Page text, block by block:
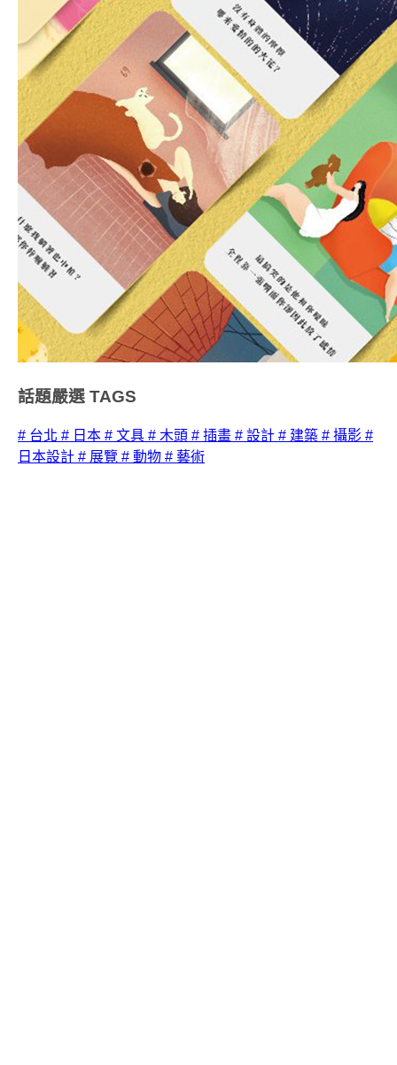
話題嚴選 TAGS
# 台北 # 日本 # 文具 # 木頭 # 插畫 # 設計 # 建築 # 攝影 #
日本設計 # 展覽 # 動物 # 藝術